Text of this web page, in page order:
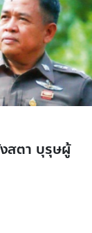
สตา บุรุษผู้